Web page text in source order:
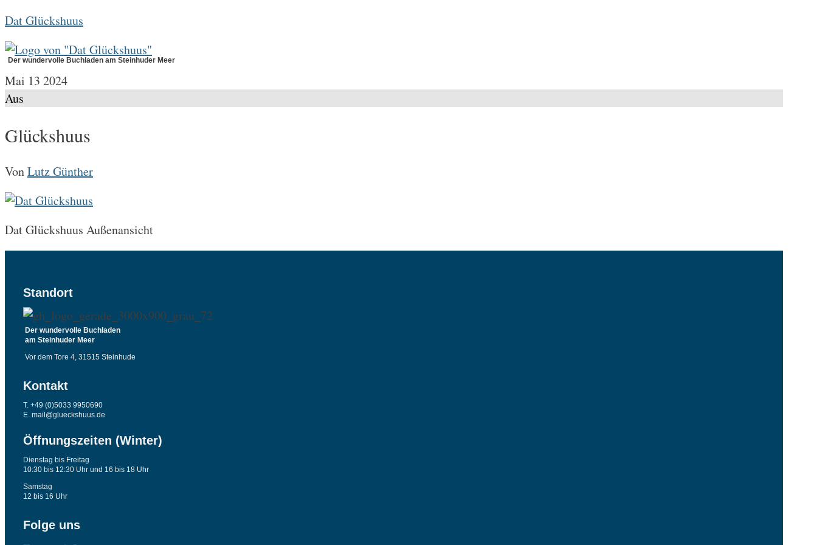
Zum
springen
Dat Glückshuus
Der wundervolle Buchladen am Steinhuder Meer
Mai 13 2024
Aus
Glückshuus
VonLutz Günther
Dat Glückshuus Außenansicht
Standort
Der wundervolle Buchladen
am Steinhuder Meer
Vor dem Tore 4, 31515 Steinhude
Kontakt
T. +49 (0)5033 9950690
E. mail@glueckshuus.de
Öffnungszeiten (Winter)
Dienstag bis Freitag
10:30 bis 12:30 Uhr und 16 bis 18 Uhr
Samstag
12 bis 16 Uhr
Folge uns